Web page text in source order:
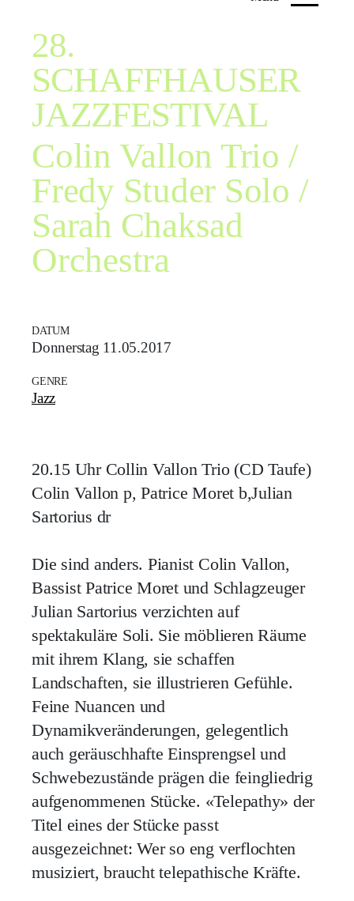
28.
SCHAFFHAUSER
JAZZFESTIVAL
Colin Vallon Trio /
Fredy Studer Solo /
Sarah Chaksad
Orchestra
DATUM
Donnerstag 11.05.2017
GENRE
Jazz
20.15 Uhr Collin Vallon Trio (CD Taufe)
Colin Vallon p, Patrice Moret b,Julian
Sartorius dr
Die sind anders. Pianist Colin Vallon,
Bassist Patrice Moret und Schlagzeuger
Julian Sartorius verzichten auf
spektakuläre Soli. Sie möblieren Räume
mit ihrem Klang, sie schaffen
Landschaften, sie illustrieren Gefühle.
Feine Nuancen und
Dynamikveränderungen, gelegentlich
auch geräuschhafte Einsprengsel und
Schwebezustände prägen die feingliedrig
aufgenommenen Stücke. «Telepathy» der
Titel eines der Stücke passt
ausgezeichnet: Wer so eng verflochten
musiziert, braucht telepathische Kräfte.